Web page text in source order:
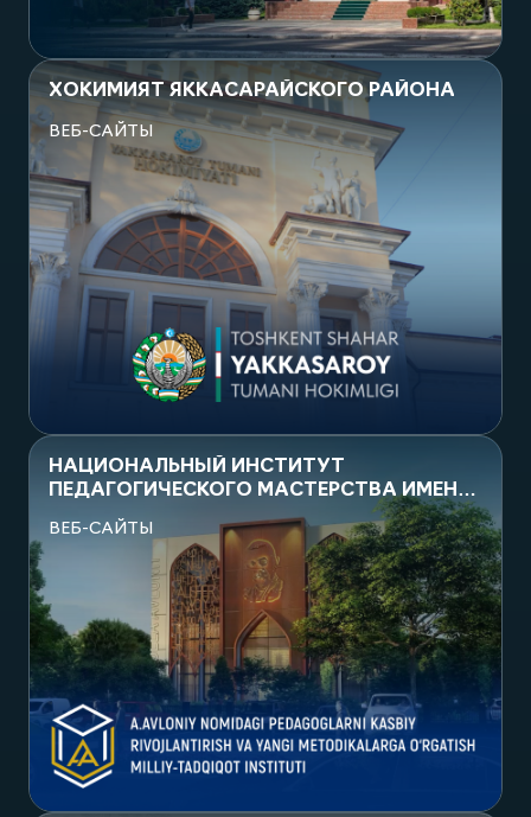
Посмотреть проект
ХОКИМИЯТ ЯККАСАРАЙСКОГО РАЙОНА
ВЕБ-САЙТЫ
Посмотреть проект
НАЦИОНАЛЬНЫЙ ИНСТИТУТ
ПЕДАГОГИЧЕСКОГО МАСТЕРСТВА ИМЕНИ
АБДУЛЛЫ АВЛОНИ
ВЕБ-САЙТЫ